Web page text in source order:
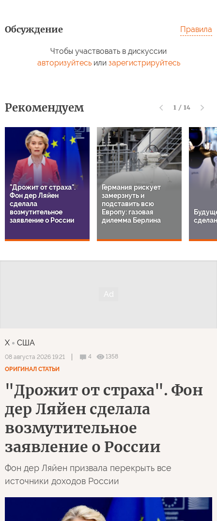
Обсуждение Правила
Чтобы участвовать в дискуссии
авторизуйтесьили зарегистрируйтесь
Рекомендуем 1 / 14
"Дрожит от страха".
Фон дер Ляйен
сделала
возмутительное
заявление о России
Германия рискует
замерзнуть и
подставить всю
Европу: газовая
дилемма Берлина
X США
08 августа 2026 19:21 4
1358
ОРИГИНАЛ СТАТЬИ
"Дрожит от страха". Фон
дер Ляйен сделала
возмутительное
заявление о России
Фон дер Ляйен призвала перекрыть все
источники доходов России